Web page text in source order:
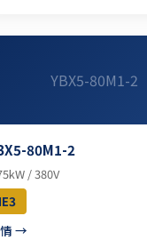
YBX5-80M1-2
80M1-2
/ 380V
IE3
→